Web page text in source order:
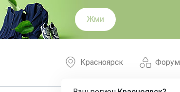
Жми
Форум
Красноярск